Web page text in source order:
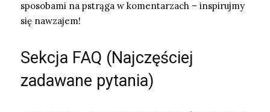
sposobami na pstrąga w komentarzach – inspirujmy
się nawzajem!
Sekcja FAQ (Najczęściej
zadawane pytania)